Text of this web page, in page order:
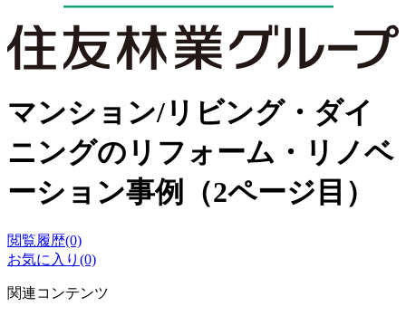
マンション/リビング・ダイ
ニングのリフォーム・リノベ
ーション事例（2ページ目）
閲覧履歴(0)
お気に入り(0)
関連コンテンツ